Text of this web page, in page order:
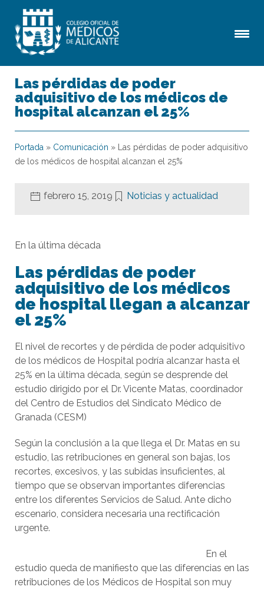
Las pérdidas de poder
adquisitivo de los médicos de
hospital alcanzan el 25%
Portada » Comunicación »
Las pérdidas de poder adquisitivo
de los médicos de hospital alcanzan el 25%
febrero 15, 2019 Noticias y actualidad
En la última década
Las pérdidas de poder
adquisitivo de los médicos
de hospital llegan a alcanzar
el 25%
El nivel de recortes y de pérdida de poder adquisitivo
de los médicos de Hospital podría alcanzar hasta el
25% en la última década, según se desprende del
estudio dirigido por el Dr. Vicente Matas, coordinador
del Centro de Estudios del Sindicato Médico de
Granada (CESM)
Según la conclusión a la que llega el Dr. Matas en su
estudio, las retribuciones en general son bajas, los
recortes, excesivos, y las subidas insuficientes, al
tiempo que se observan importantes diferencias
entre los diferentes Servicios de Salud. Ante dicho
escenario, considera necesaria una rectificación
urgente.
En el
estudio queda de manifiesto que las diferencias en las
retribuciones de los Médicos de Hospital son muy